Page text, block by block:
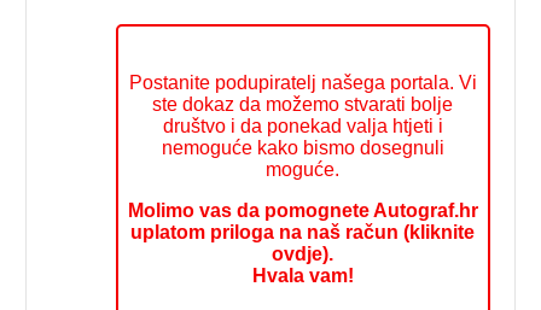
Postanite podupiratelj našega portala. Vi
ste dokaz da možemo stvarati bolje
društvo i da ponekad valja htjeti i
nemoguće kako bismo dosegnuli
moguće.
Molimo vas da pomognete Autograf.hr
uplatom priloga na naš račun (kliknite
ovdje).
Hvala vam!